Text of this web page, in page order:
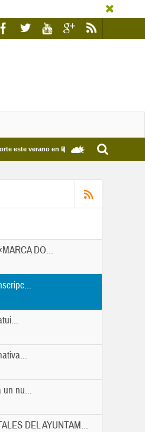
Dos Hermanas Más de dos mil
DO...
un nu...
DEL AYUNTAM...